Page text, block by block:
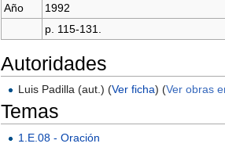
Año
1992
p. 115-131.
Autoridades
Luis Padilla (aut.) (Ver ficha) (Ver obras
Temas
1.E.08 - Oración